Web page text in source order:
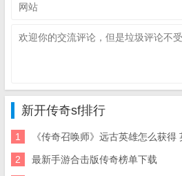
新开传奇sf排行
1 《传奇召唤师》远古英雄怎么获得
2 最新手游合击版传奇榜单下载